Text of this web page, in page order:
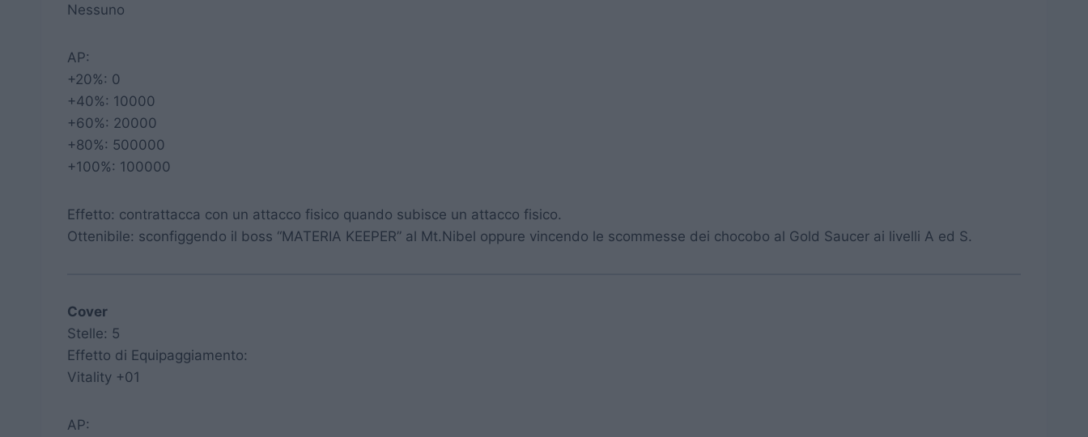
Nessuno
AP:
+20%: 0
+40%: 10000
+60%: 20000
+80%: 500000
+100%: 100000
Effetto: contrattacca con un attacco fisico quando subisce un attacco fisico.
Ottenibile: sconfiggendo il boss “MATERIA KEEPER” al Mt.Nibel oppure vincendo le scommesse dei chocobo al Gold Saucer ai livelli A ed S.
Cover
Stelle: 5
Effetto di Equipaggiamento:
Vitality +01
AP: